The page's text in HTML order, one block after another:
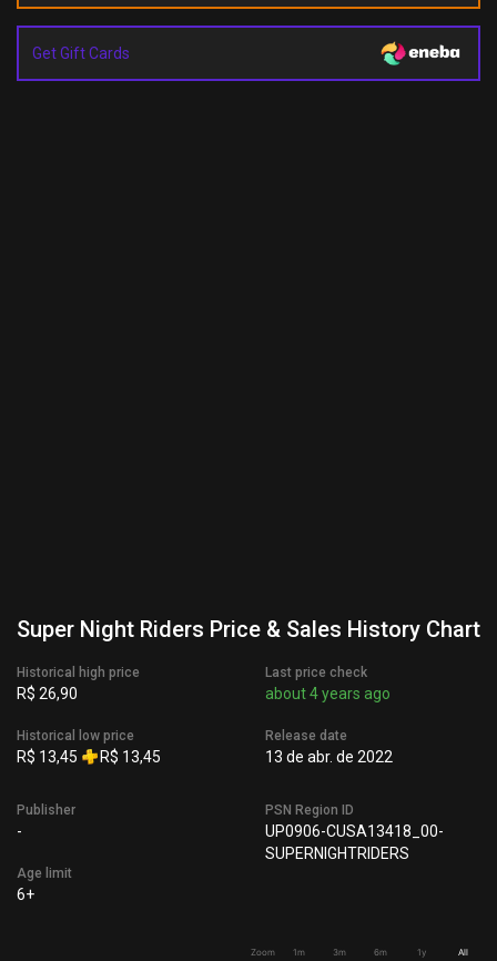
Get Gift Cards
Super Night Riders Price & Sales History Chart
Historical high price
R$ 26,90
Historical low price
R$ 13,45 R$ 13,45
Last price check
about 4 years ago
Release date
13 de abr. de 2022
Publisher
-
Age limit
6+
PSN Region ID
UP0906-CUSA13418_00-
SUPERNIGHTRIDERS
Zoom 1m 3m 6m 1y All